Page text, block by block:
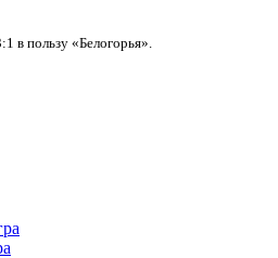
в пользу «Белогорья».